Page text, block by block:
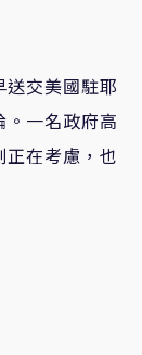
交美國駐耶
一名政府高
在考慮，也